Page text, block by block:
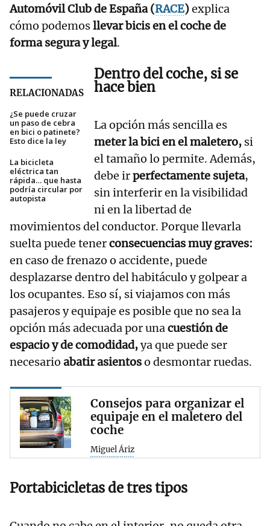
Automóvil Club de España (RACE)explica
cómo podemosllevar bicis en el coche de
forma segura y legal.
RELACIONADAS
¿Se puede cruzar
un paso de cebra
en bici o patinete?
Esto dice la ley
La bicicleta
eléctrica tan
rápida… que hasta
podría circular por
autopista
Dentro del coche, si se
hace bien
La opción más sencilla es
meter la bici en el maletero, si
el tamaño lo permite. Además,
debe irperfectamente sujeta,
sin interferir en la visibilidad
ni en la libertad de
movimientos del conductor. Porque llevarla
suelta puede tenerconsecuencias muy graves:
en caso de frenazo o accidente, puede
desplazarse dentro del habitáculo y golpear a
los ocupantes. Eso sí, si viajamos con más
pasajeros y equipaje es posible que no sea la
opción más adecuada por unacuestión de
espacio y de comodidad,ya que puede ser
necesario abatir asientoso desmontar ruedas.
Consejos para organizar el
equipaje en el maletero del
coche
Miguel Áriz
Portabicicletas de tres tipos